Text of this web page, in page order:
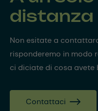
distanza
Non esitate a
risponderemo in modo
ci diciate di cosa avete
Contattaci